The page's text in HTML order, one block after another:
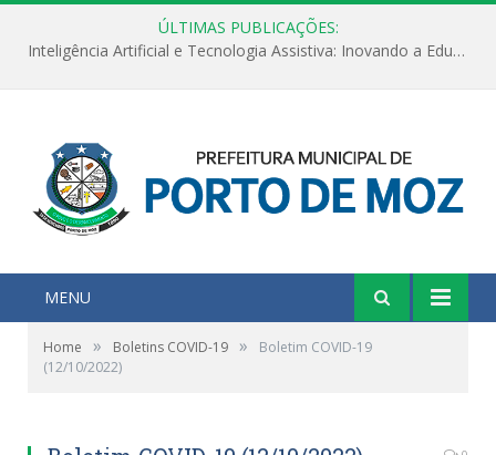
ÚLTIMAS PUBLICAÇÕES:
Inteligência Artificial e Tecnologia Assistiva: Inovando a Educação Especial e Inclusiva
MENU
Home » Boletins COVID-19 »
Boletim COVID-19
(12/10/2022)